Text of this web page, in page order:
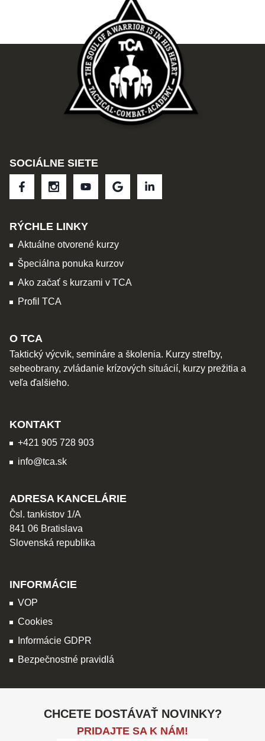
SOCIÁLNE SIETE
RÝCHLE LINKY
Aktuálne otvorené kurzy
Špeciálna ponuka kurzov
Ako začať s kurzami v TCA
Profil TCA
O TCA
Taktický výcvik, semináre a školenia. Kurzy streľby,
sebeobrany, zvládanie krízových situácií, kurzy prežitia a
veľa ďalšieho.
KONTAKT
+421 905 728 903
info@tca.sk
ADRESA KANCELÁRIE
Čsl. tankistov 1/A
841 06 Bratislava
Slovenská republika
INFORMÁCIE
VOP
Cookies
Informácie GDPR
Bezpečnostné pravidlá
CHCETE DOSTÁVAŤ NOVINKY?
PRIDAJTE SA K NÁM!